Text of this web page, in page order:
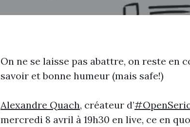
On ne se laisse pas abattre, on reste en
savoir et bonne humeur (mais safe!)
Alexandre Quach, créateur d’
mercredi 8 avril à 19h30 en live, ce en